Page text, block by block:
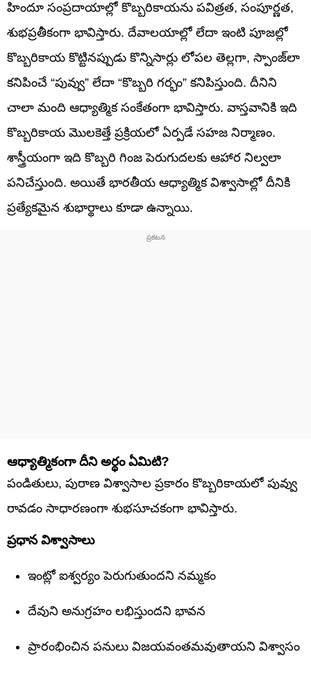
హిందూ సంప్రదాయాల్లో కొబ్బరికాయను పవిత్రత, సంపూర్ణత,
శుభప్రతీకంగా భావిస్తారు. దేవాలయాల్లో లేదా ఇంటి పూజల్లో
కొబ్బరికాయ కొట్టినప్పుడు కొన్నిసార్లు లోపల తెల్లగా, స్పాంజ్‌లా
కనిపించే “పువ్వు” లేదా “కొబ్బరి గర్భం” కనిపిస్తుంది. దీనిని
చాలా మంది ఆధ్యాత్మిక సంకేతంగా భావిస్తారు. వాస్తవానికి ఇది
కొబ్బరికాయ మొలకెత్తే ప్రక్రియలో ఏర్పడే సహజ నిర్మాణం.
శాస్త్రీయంగా ఇది కొబ్బరి గింజ పెరుగుదలకు ఆహార నిల్వలా
పనిచేస్తుంది. అయితే భారతీయ ఆధ్యాత్మిక విశ్వాసాల్లో దీనికి
ప్రత్యేకమైన శుభార్థాలు కూడా ఉన్నాయి.
ఆధ్యాత్మికంగా దీని అర్థం ఏమిటి?
పండితులు, పురాణ విశ్వాసాల ప్రకారం కొబ్బరికాయలో పువ్వు
రావడం సాధారణంగా శుభసూచకంగా భావిస్తారు.
ప్రధాన విశ్వాసాలు
ఇంట్లో ఐశ్వర్యం పెరుగుతుందని నమ్మకం
దేవుని అనుగ్రహం లభిస్తుందని భావన
ప్రారంభించిన పనులు విజయవంతమవుతాయని విశ్వాసం